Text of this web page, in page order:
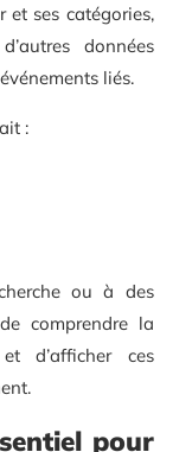
et ses catégories,
données
liés.
:
ou à des
comprendre la
d’afficher ces
pour